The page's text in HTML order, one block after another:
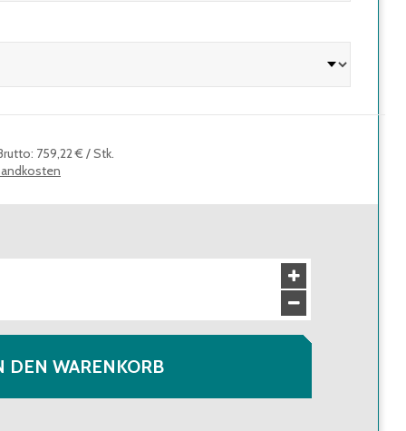
: 759,22 € /Stk.
DEN WARENKORB